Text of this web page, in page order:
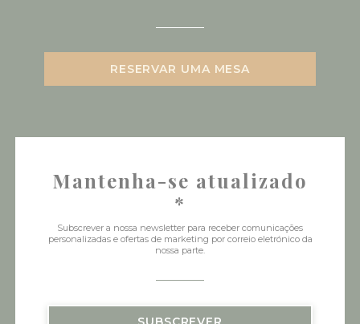
RESERVAR UMA MESA
Mantenha-se atualizado
*
Subscrever a nossa newsletter para receber comunicações
personalizadas e ofertas de marketing por correio eletrónico da
nossa parte.